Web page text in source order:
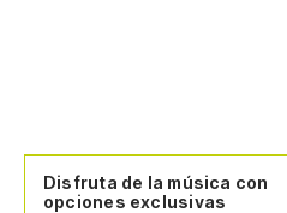
Disfruta de la música con
opciones exclusivas